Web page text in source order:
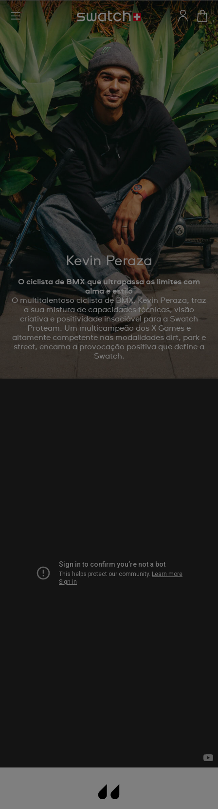
Kevin Peraza
O ciclista de BMX que ultrapassa os limites com
alma e estilo
O multitalentoso ciclista de BMX, Kevin Peraza, traz
a sua mistura de capacidades técnicas, visão
criativa e positividade insaciável para a Swatch
Proteam. Um multicampeão dos X Games e
altamente competente nas modalidades dirt, park e
street, encarna a provocação positiva que define a
Swatch.